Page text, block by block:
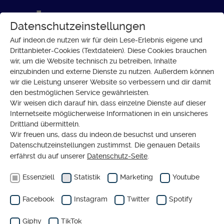
WENIGER STRAFEN FÜR
FLÜCHTLINGSHELFER
Absurde Blüten
der europäischen
Flüchtlingspolitik
KOMMENTAR vonRENATE HALLER
Datenschutzeinstellungen
Auf indeon.de nutzen wir für dein Lese-Erlebnis eigene und
Drittanbieter-Cookies (Textdateien). Diese Cookies brauchen
wir, um die Website technisch zu betreiben, Inhalte
einzubinden und externe Dienste zu nutzen. Außerdem können
wir die Leistung unserer Website so verbessern und dir damit
den bestmöglichen Service gewährleisten.
Wir weisen dich darauf hin, dass einzelne Dienste auf dieser
Internetseite möglicherweise Informationen in ein unsicheres
Drittland übermitteln.
Wir freuen uns, dass du indeon.de besuchst und unseren
Datenschutzeinstellungen zustimmst. Die genauen Details
erfährst du auf unserer Datenschutz-Seite
Essenziell Statistik Marketing Youtube
Facebook Instagram Twitter Spotify
Giphy TikTok